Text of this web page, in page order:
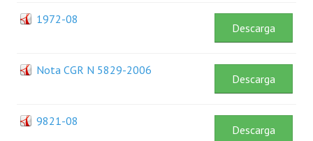
1972-08
Descarga
Nota CGR N 5829-2006
Descarga
9821-08
Descarga